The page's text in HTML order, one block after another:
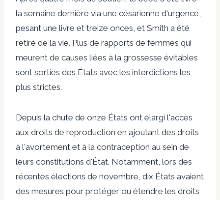
la semaine dernière via une césarienne d'urgence,
pesant une livre et treize onces, et Smith a été
retiré de la vie. Plus de rapports de femmes qui
meurent de causes liées à la grossesse évitables
sont sorties des États avec les interdictions les
plus strictes.
Depuis la chute de onze États ont élargi l'accès
aux droits de reproduction en ajoutant des droits
à l'avortement et à la contraception au sein de
leurs constitutions d'État. Notamment, lors des
récentes élections de novembre, dix États avaient
des mesures pour protéger ou étendre les droits